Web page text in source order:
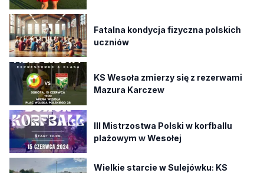
Fatalna kondycja fizyczna polskich
uczniów
KS Wesoła zmierzy się z rezerwami
Mazura Karczew
III Mistrzostwa Polski w korfballu
plażowym w Wesołej
Wielkie starcie w Sulejówku: KS